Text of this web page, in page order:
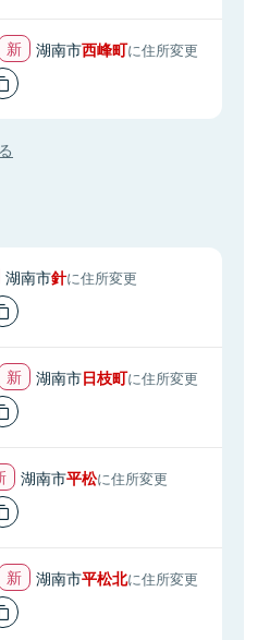
湖南市西峰町に住所変更
湖南市針に住所変更
湖南市日枝町に住所変更
湖南市平松に住所変更
湖南市平松北に住所変更